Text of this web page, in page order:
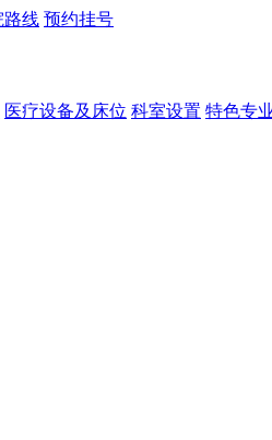
路线 预约挂号
医疗设备及床位 科室设置 特色专